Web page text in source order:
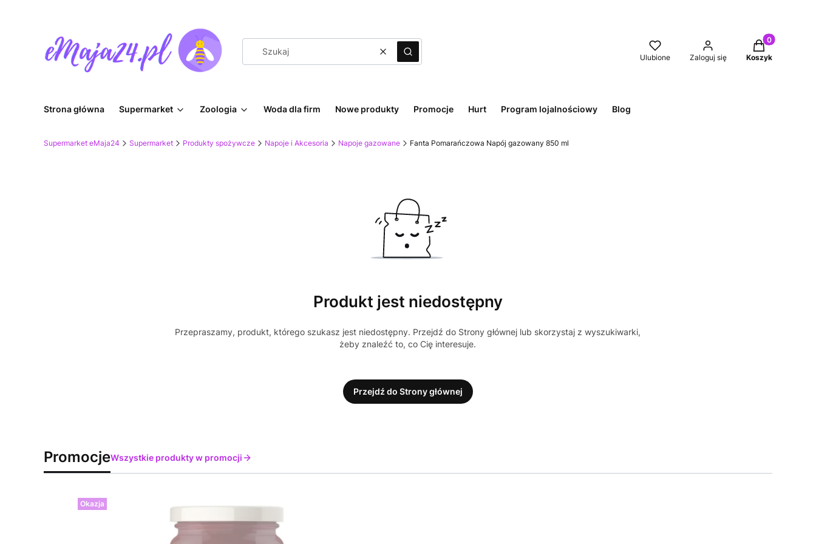
WyczyśćSzukaj Ulubione Zaloguj się
Produkty w
Koszyk
Strona główna Supermarket Zoologia Woda dla firm Nowe produkty Promocje Hurt Program lojalnościowy Blog
Supermarket eMaja24 Supermarket Produkty spożywcze Napoje i Akcesoria Napoje gazowane Fanta Pomarańczowa Napój gazowany 850 ml
Produkt jest niedostępny
Przepraszamy, produkt, którego szukasz jest niedostępny. Przejdź do Strony głównej lub skorzystaj z wyszukiwarki,
żeby znaleźć to, co Cię interesuje.
Przejdź do Strony głównej
PromocjeWszystkie produkty w promocji
Okazja